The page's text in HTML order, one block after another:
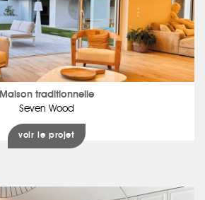
Maison traditionnelle
Seven Wood
voir le projet